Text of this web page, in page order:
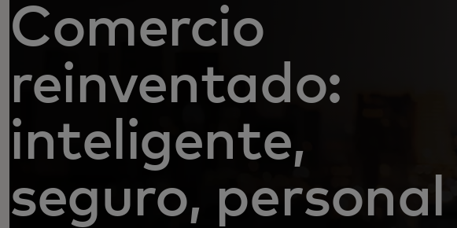
Comercio
reinventado:
inteligente,
seguro, personal